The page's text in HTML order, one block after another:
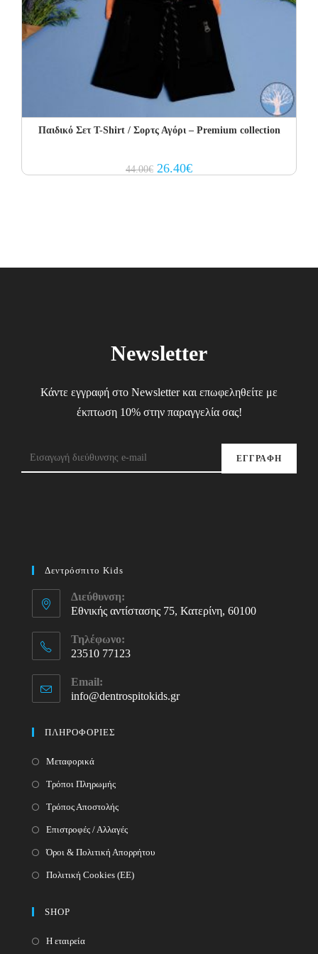
Παιδικό Σετ T-Shirt / Σορτς Αγόρι – Premium collection
44.00€ Original
price
26.40€Current
price
Newsletter
Κάντε εγγραφή στο Newsletter και επωφεληθείτε με
έκπτωση 10% στην παραγγελία σας!
ΕΓΓΡΑΦΗ
Δεντρόσπιτο Kids
Διεύθυνση:
Εθνικής αντίστασης 75, Κατερίνη, 60100
Τηλέφωνο:
23510 77123
in
Email:
info@dentrospitokids.grOpens
ΠΛΗΡΟΦΟΡΙΕΣ
Μεταφορικά
Τρόποι Πληρωμής
Τρόπος Αποστολής
Επιστροφές / Αλλαγές
Όροι & Πολιτική Απορρήτου
Πολιτική Cookies (ΕΕ)
SHOP
Η εταιρεία